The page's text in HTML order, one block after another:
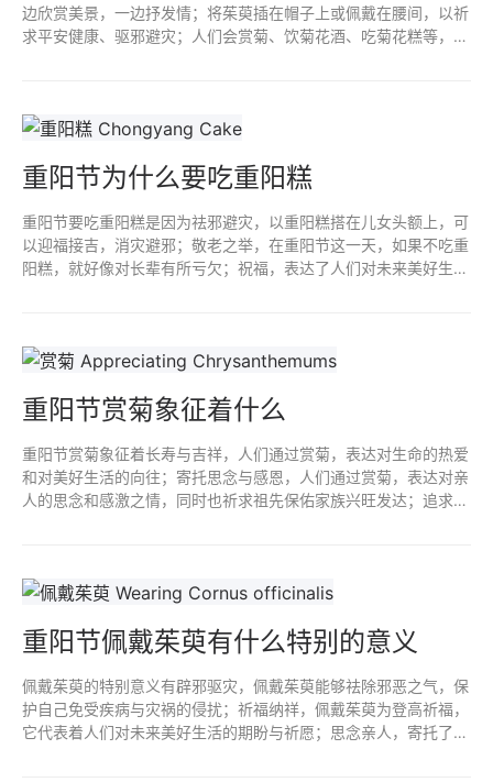
边欣赏美景，一边抒发情；将茱萸插在帽子上或佩戴在腰间，以祈
求平安健康、驱邪避灾；人们会赏菊、饮菊花酒、吃菊花糕等，以
重阳节为什么要吃重阳糕
重阳节要吃重阳糕是因为祛邪避灾，以重阳糕搭在儿女头额上，可
以迎福接吉，消灾避邪；敬老之举，在重阳节这一天，如果不吃重
阳糕，就好像对长辈有所亏欠；祝福，表达了人们对未来美好生活
重阳节赏菊象征着什么
重阳节赏菊象征着长寿与吉祥，人们通过赏菊，表达对生命的热爱
和对美好生活的向往；寄托思念与感恩，人们通过赏菊，表达对亲
人的思念和感激之情，同时也祈求祖先保佑家族兴旺发达；追求精
重阳节佩戴茱萸有什么特别的意义
佩戴茱萸的特别意义有辟邪驱灾，佩戴茱萸能够祛除邪恶之气，保
护自己免受疾病与灾祸的侵扰；祈福纳祥，佩戴茱萸为登高祈福，
它代表着人们对未来美好生活的期盼与祈愿；思念亲人，寄托了人